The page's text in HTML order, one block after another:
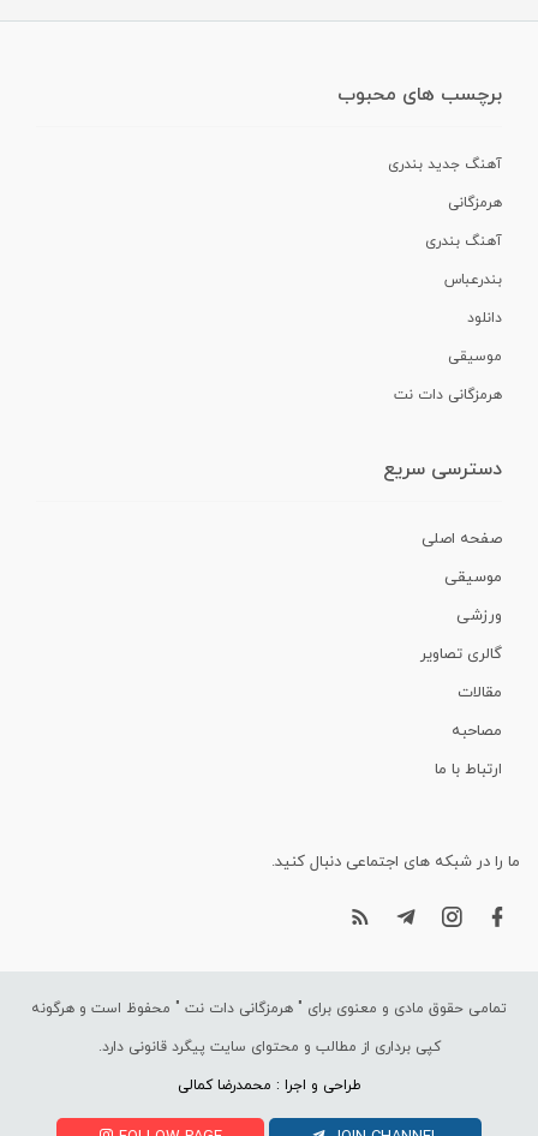
برچسب های محبوب
آهنگ جدید بندری
هرمزگانی
آهنگ بندری
بندرعباس
دانلود
موسیقی
هرمزگانی دات نت
دسترسی سریع
صفحه اصلی
موسیقی
ورزشی
گالری تصاویر
مقالات
مصاحبه
ارتباط با ما
ما را در شبکه های اجتماعی دنبال کنید.
تمامی حقوق مادی و معنوی برای " هرمزگانی دات نت " محفوظ است و هرگونه
کپی برداری از مطالب و محتوای سایت پیگرد قانونی دارد.
طراحی و اجرا : محمدرضا کمالی